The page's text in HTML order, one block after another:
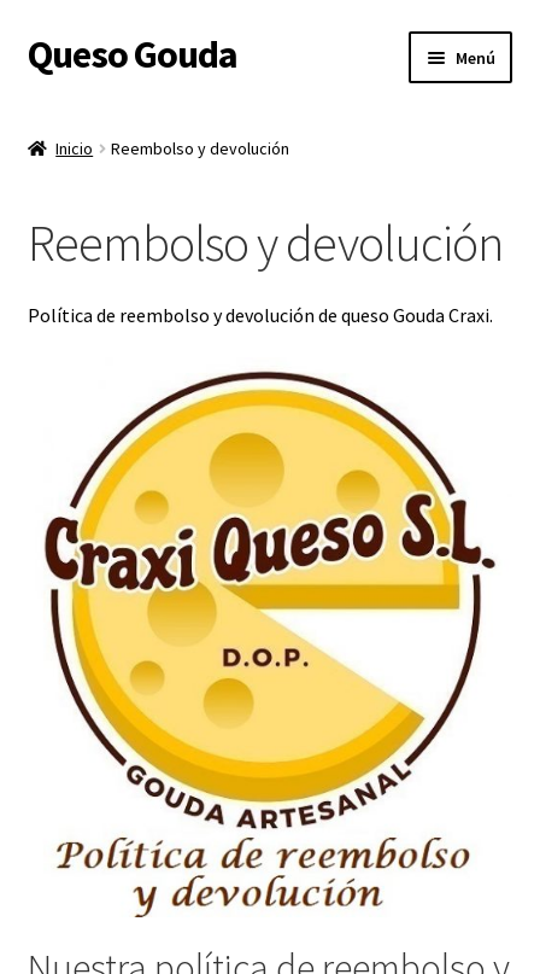
Ir
a
navegación
Ir
al
Queso Gouda Menú
menú
hijo
Tienda
el
hijo
Gastos de Envío
Contacto
Inicio Reembolso y devolución
Reembolso y devolución
Política de reembolso y devolución de queso Gouda Craxi.